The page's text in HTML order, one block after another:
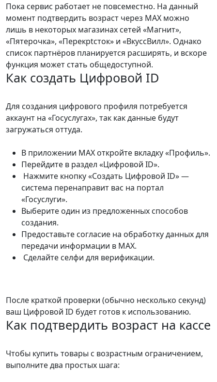
Пока сервис работает не повсеместно. На данный
момент подтвердить возраст через MAX можно
лишь в некоторых магазинах сетей «Магнит»,
«Пятерочка», «Перекрtсток» и «ВкуссВилл». Однако
список партнёров планируется расширять, и вскоре
функция может стать общедоступной.
Как создать Цифровой ID
Для создания цифрового профиля потребуется
аккаунт на «Госуслугах», так как данные будут
загружаться оттуда.
В приложении MAX откройте вкладку «Профиль».
Перейдите в раздел «Цифровой ID».
Нажмите кнопку «Создать Цифровой ID» —
система перенаправит вас на портал
«Госуслуги».
Выберите один из предложенных способов
создания.
Предоставьте согласие на обработку данных для
передачи информации в MAX.
Сделайте селфи для верификации.
После краткой проверки (обычно несколько секунд)
ваш Цифровой ID будет готов к использованию.
Как подтвердить возраст на кассе
Чтобы купить товары с возрастным ограничением,
выполните два простых шага: